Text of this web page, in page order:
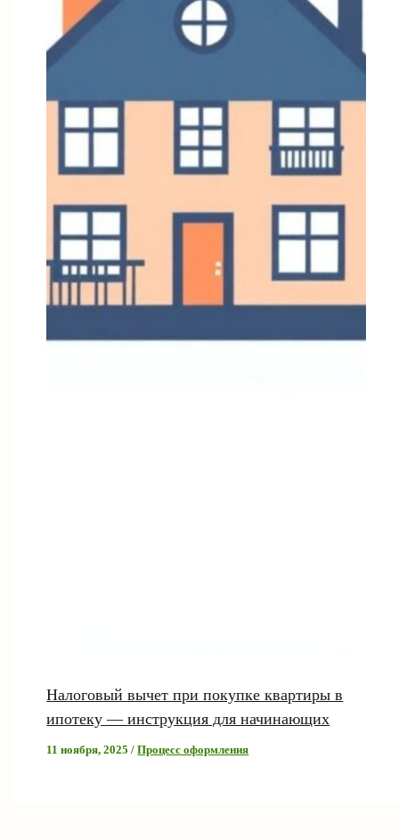
Налоговый вычет при покупке квартиры в
ипотеку — инструкция для начинающих
11 ноября, 2025/Процесс оформления